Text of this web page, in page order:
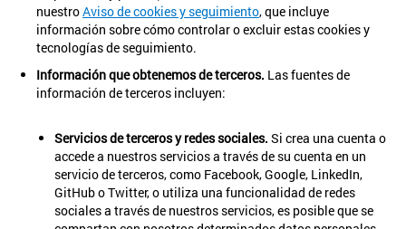
nuestroAviso de cookies y seguimiento, que incluye
información sobre cómo controlar o excluir estas cookies y
tecnologías de seguimiento.
Información que obtenemos de terceros. Las fuentes de
información de terceros incluyen:
Servicios de terceros y redes sociales. Si crea una cuenta o
accede a nuestros servicios a través de su cuenta en un
servicio de terceros, como Facebook, Google, LinkedIn,
GitHub o Twitter, o utiliza una funcionalidad de redes
sociales a través de nuestros servicios, es posible que se